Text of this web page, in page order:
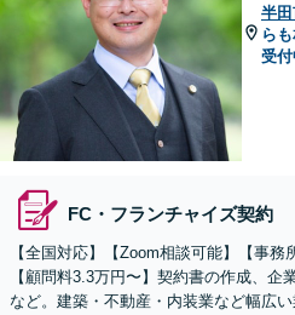
半
ら
受付
FC・フランチャイズ契約
【全国対応】【Zoom相談可能】【事務
【顧問料3.3万円〜】契約書の作成、企
など。建築・不動産・内装業など幅広